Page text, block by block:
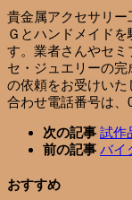
貴金属アクセサリー
Ｇとハンドメイド
す。業者さんやセ
セ・ジュエリーの
の依頼をお受けい
合わせ電話番号は、
次の記事 試作
前の記事 バイ
おすすめ